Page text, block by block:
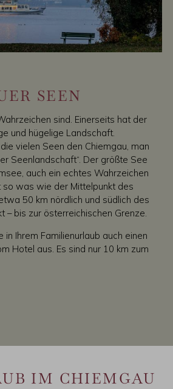
SEEN
sind. Einerseits hat der
und hügelige Landschaft.
vielen Seen den Chiemgau, man
Seenlandschaft“. Der größte See
auch ein echtes Wahrzeichen
so was wie der Mittelpunkt des
50 km nördlich und südlich des
– bis zur österreichischen Grenze.
in Ihrem Familienurlaub auch einen
Hotel aus. Es sind nur 10 km zum
IM CHIEMGAU